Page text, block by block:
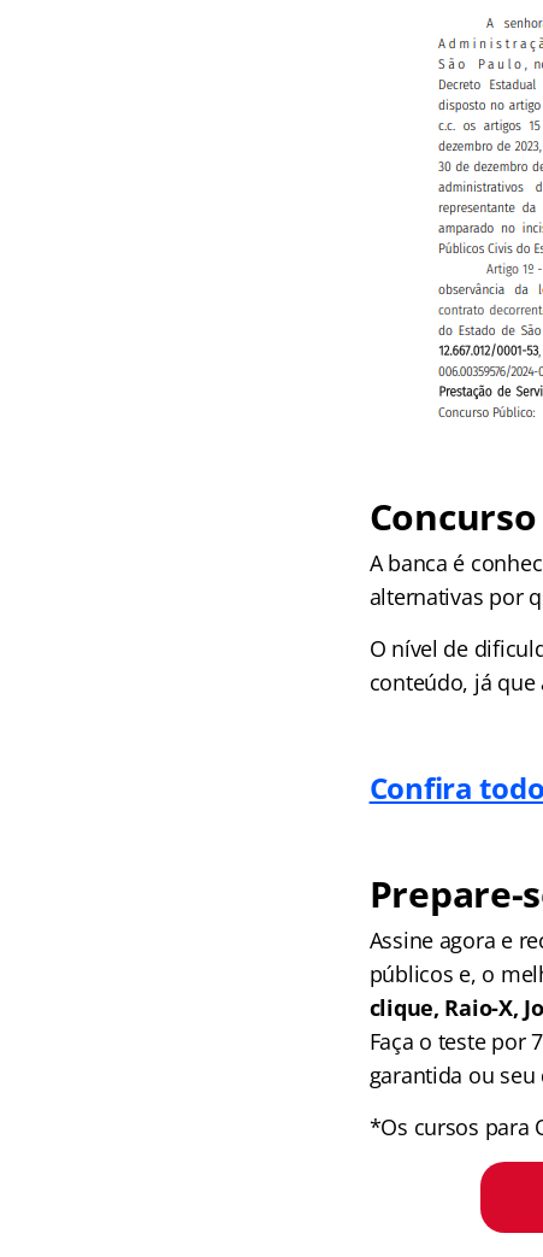
A banca é
alternativas por
O nível de
conteúdo, já
Confira
Prepare-
Assine agora e
públicos e, o
clique, Raio-X,
Faça o teste por
garantida ou
*Os cursos para